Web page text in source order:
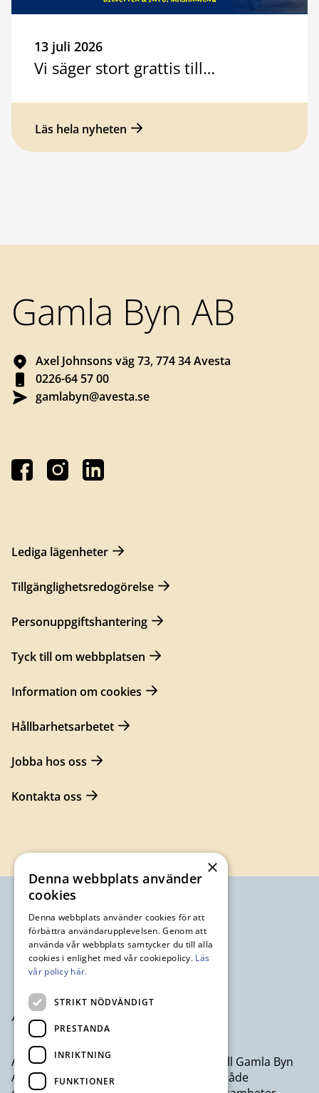
13 juli 2026
Vi säger stort grattis till…
Läs hela nyheten
Gamla Byn AB
Axel Johnsons väg 73, 774 34 Avesta
0226-64 57 00
gamlabyn@avesta.se
Lediga lägenheter
Tillgänglighetsredogörelse
Personuppgiftshantering
Tyck till om webbplatsen
Information om cookies
Hållbarhetsarbetet
Jobba hos oss
Kontakta oss
Avesta Industristad AB ett dotterbolag till Gamla Byn
AB som erbjuder kontor och lokaler till både
×
Denna webbplats använder
cookies
Denna webbplats använder cookies för att
förbättra användarupplevelsen. Genom att
använda vår webbplats samtycker du till alla
cookies i enlighet med vår cookiepolicy. Läs
vår policy här.
STRIKT NÖDVÄNDIGT
PRESTANDA
INRIKTNING
FUNKTIONER